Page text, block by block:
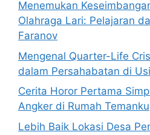
Menemukan
Olahraga Lari: Pelajaran
Faranov
Mengenal Quarter-Life
dalam Persahabatan di
Cerita Horor Pertama
Angker di Rumah Temanku
Lebih Baik Lokasi Desa